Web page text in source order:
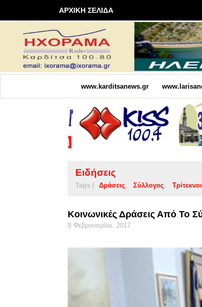
ΑΡΧΙΚΗ ΣΕΛΙΔΑ
www.karditsanews.gr
Ειδήσεις
Tags | Δράσεις Σύλλογος Τρίτεκνοι
Κοινωνικές Δράσεις Από Το
8 Φεβρουαρίου, 2017